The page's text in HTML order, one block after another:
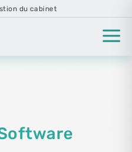
du cabinet